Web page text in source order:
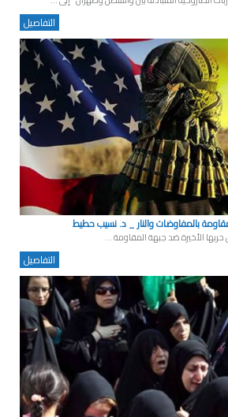
التفاصيل
بالمفاوضات والنار _ د. نسيب حطيط
حربها الأخيرة ضد جبهة المقاومة ...
التفاصيل